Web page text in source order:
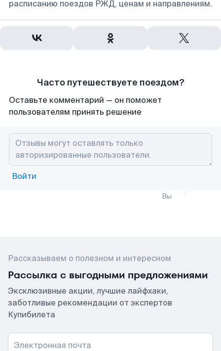
расписанию поездов РЖД, ценам и направлениям.
Часто путешествуете поездом?
Оставьте комментарий — он поможет
пользователям принять решение
Войти
Вы
Рассказываем о полезном и интересном
Рассылка с выгодными предложениями
Эксклюзивные акции, лучшие лайфхаки,
заботливые рекомендации от экспертов
Купибилета
Электронная почта